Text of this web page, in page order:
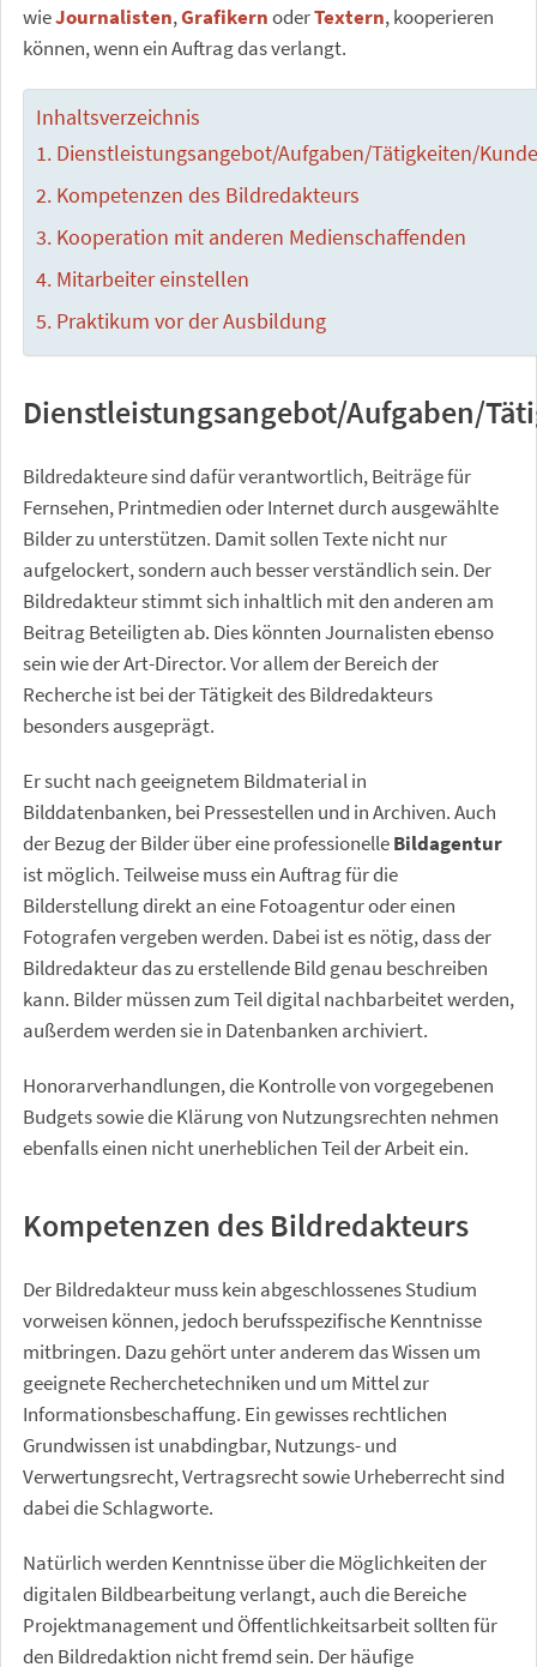
wieJournalisten,GrafikernoderTextern, kooperieren
können, wenn ein Auftrag das verlangt.
Inhaltsverzeichnis
Dienstleistungsangebot/Aufgaben/Tätigkeiten/
Kompetenzen des Bildredakteurs
Kooperation mit anderen Medienschaffenden
Mitarbeiter einstellen
Praktikum vor der Ausbildung
Dienstleistungsangebot/Aufgaben/
Bildredakteure sind dafür verantwortlich, Beiträge für
Fernsehen, Printmedien oder Internet durch ausgewählte
Bilder zu unterstützen. Damit sollen Texte nicht nur
aufgelockert, sondern auch besser verständlich sein. Der
Bildredakteur stimmt sich inhaltlich mit den anderen am
Beitrag Beteiligten ab. Dies könnten Journalisten ebenso
sein wie der Art-Director. Vor allem der Bereich der
Recherche ist bei der Tätigkeit des Bildredakteurs
besonders ausgeprägt.
Er sucht nach geeignetem Bildmaterial in
Bilddatenbanken, bei Pressestellen und in Archiven. Auch
der Bezug der Bilder über eine professionelleBildagentur
ist möglich. Teilweise muss ein Auftrag für die
Bilderstellung direkt an eine Fotoagentur oder einen
Fotografen vergeben werden. Dabei ist es nötig, dass der
Bildredakteur das zu erstellende Bild genau beschreiben
kann. Bilder müssen zum Teil digital nachbarbeitet werden,
außerdem werden sie in Datenbanken archiviert.
Honorarverhandlungen, die Kontrolle von vorgegebenen
Budgets sowie die Klärung von Nutzungsrechten nehmen
ebenfalls einen nicht unerheblichen Teil der Arbeit ein.
Kompetenzen des Bildredakteurs
Der Bildredakteur muss kein abgeschlossenes Studium
vorweisen können, jedoch berufsspezifische Kenntnisse
mitbringen. Dazu gehört unter anderem das Wissen um
geeignete Recherchetechniken und um Mittel zur
Informationsbeschaffung. Ein gewisses rechtlichen
Grundwissen ist unabdingbar, Nutzungs- und
Verwertungsrecht, Vertragsrecht sowie Urheberrecht sind
dabei die Schlagworte.
Natürlich werden Kenntnisse über die Möglichkeiten der
digitalen Bildbearbeitung verlangt, auch die Bereiche
Projektmanagement und Öffentlichkeitsarbeit sollten für
den Bildredaktion nicht fremd sein. Der häufige